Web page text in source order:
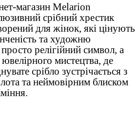
магазин Melarion
срібний хрестик
для жінок, які цінують
та художню
релігійний символ, а
мистецтва, де
срібло зустрічається з
та неймовірним блиском